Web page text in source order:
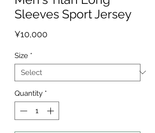
Sleeves Sport Jersey
¥10,000
Size *
Quantity *